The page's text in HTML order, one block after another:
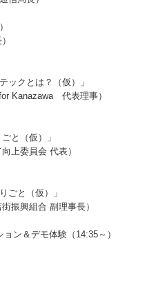
クとは？（仮）」
代表理事）
（仮）」
委員会 代表）
と（仮）」
組合 副理事長）
ン＆デモ体験（14:35～）